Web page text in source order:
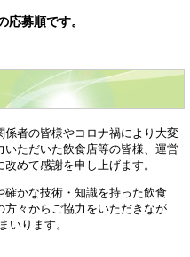
募順です。
者の皆様やコロナ禍により大変
ただいた飲食店等の皆様、運営
めて感謝を申し上げます。
かな技術・知識を持った飲食
方々からご協力をいただきなが
いります。